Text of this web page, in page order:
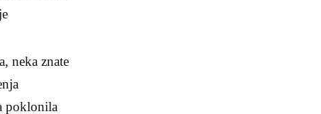
neka znate
poklonila